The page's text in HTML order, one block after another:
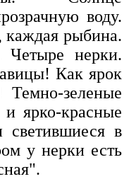
воду.
каждая рыбина.
Четыре нерки.
Как ярок
зеленые
ярко-красные
светившиеся в
у нерки есть